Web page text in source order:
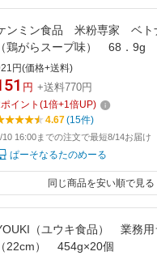
ンミン食品 米粉専家 ベト
（鶏がらスープ味） 68．9g
円(価格+送料)
円 +送料770円
ポイント (1倍+1倍UP)
4.67(15件)
10 16:00までの注文で最短8/14お届け
ぱーそなるたのめーる
同じ商品を安い順で見る
（ユウキ食品） 業務用
（22cm） 454g×20個